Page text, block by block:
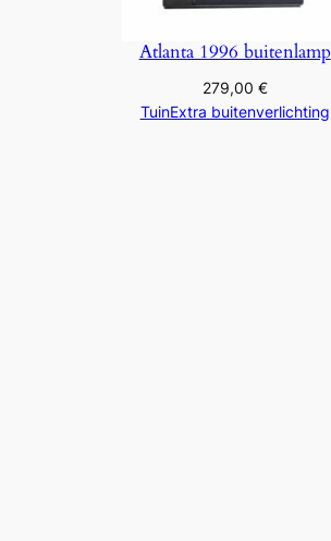
Atlanta 1996 buitenlamp
279,00 €
TuinExtra buitenverlichting